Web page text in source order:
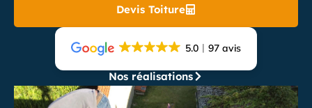
Devis Toiture
5.0 97 avis
Nos réalisations